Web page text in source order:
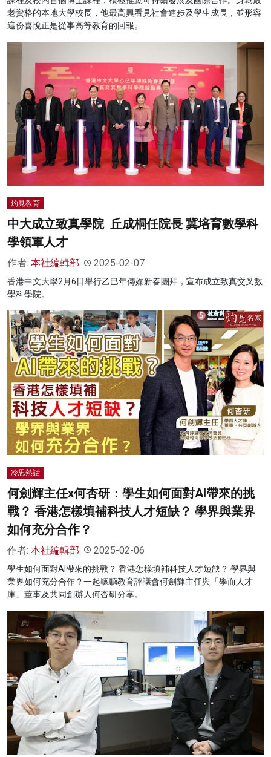
老資格的本地大學校長，他最高興看見社會進步及學生成長，並形容
這份喜悅正是從事高等教育的回報。
灼見教育
中大成立致真學院 丘成桐任院長 冀培育數學科
學領軍人才
作者: 本社編輯部 2025-02-07
香港中文大學2月6日舉行乙巳年傳媒新春團拜，宣布成立致真交叉數
學科學院。
冷思熱話
何劍輝主任x何杏研：學生如何面對AI帶來的挑
戰？ 香港怎樣填補科技人才短缺？ 學界與業界
如何充分合作？
作者: 本社編輯部 2025-02-06
學生如何面對AI帶來的挑戰？ 香港怎樣填補科技人才短缺？ 學界與
業界如何充分合作？一起聽聽教育評議會何劍輝主任與「學而人才
庫」董事及共同創辦人何杏研分享。